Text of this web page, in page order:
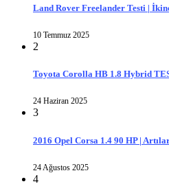
Land Rover Freelander Testi |
10 Temmuz 2025
2
Toyota Corolla HB 1.8 Hybrid
24 Haziran 2025
3
2016 Opel Corsa 1.4 90 HP |
24 Ağustos 2025
4